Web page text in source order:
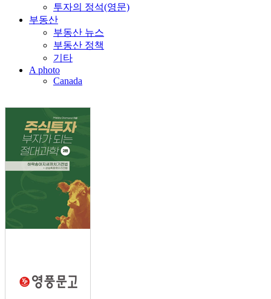
투자의 정석(영문)
부동산
부동산 뉴스
부동산 정책
기타
A photo
Canada